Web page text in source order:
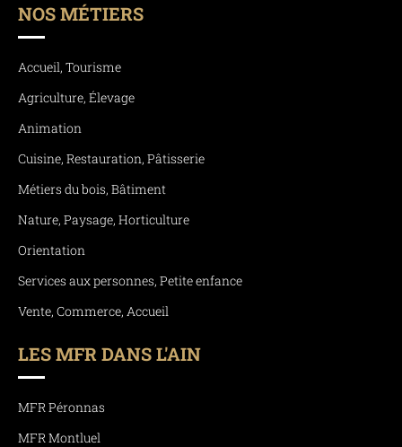
NOS MÉTIERS
Accueil, Tourisme
Agriculture, Élevage
Animation
Cuisine, Restauration, Pâtisserie
Métiers du bois, Bâtiment
Nature, Paysage, Horticulture
Orientation
Services aux personnes, Petite enfance
Vente, Commerce, Accueil
LES MFR DANS L'AIN
MFR Péronnas
MFR Montluel